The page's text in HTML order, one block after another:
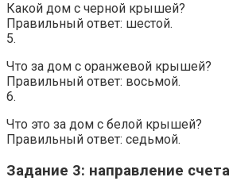
Какой дом с черной крышей?
Правильный ответ: шестой.
5.
Что за дом с оранжевой крышей?
Правильный ответ: восьмой.
6.
Что это за дом с белой крышей?
Правильный ответ: седьмой.
Задание 3: направление счета